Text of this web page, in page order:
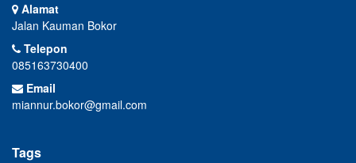
Alamat
Jalan Kauman Bokor
Telepon
085163730400
Email
miannur.bokor@gmail.com
Tags